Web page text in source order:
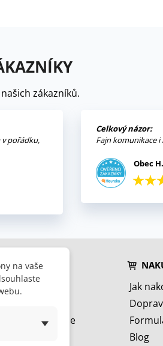
zákazníků.
v pořádku,
Celkový názor:
Fajn komunikace
Obec H.
doporučujeme
Jak
Blog
na vaše